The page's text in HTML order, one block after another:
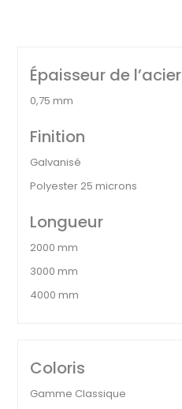
Épaisseur de l’acier
0,75 mm
Finition
Galvanisé
Polyester 25 microns
Longueur
2000 mm
3000 mm
4000 mm
Coloris
Gamme Classique